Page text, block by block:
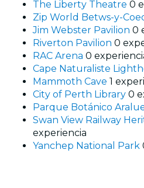
The Liberty Theatre 0
Zip World Betws-y-
Jim Webster Pavilion 0
Riverton Pavilion 0
RAC Arena 0
Cape Naturaliste
Mammoth Cave 1
City of Perth Library 0
Parque Botánico
Swan View Railway
experiencia
Yanchep National Park